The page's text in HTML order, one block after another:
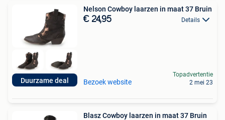
Duurzame deal
Nelson Cowboy laarzen in maat 37 Bruin
€ 24,95 Details
Bezoek website
Topadvertentie
2 mei 23
Blasz Cowboy laarzen in maat 37 Bruin